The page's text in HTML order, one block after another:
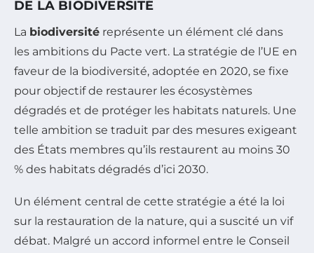
DE LA BIODIVERSITÉ
La biodiversité représente un élément clé dans
les ambitions du Pacte vert. La stratégie de l’UE en
faveur de la biodiversité, adoptée en 2020, se fixe
pour objectif de restaurer les écosystèmes
dégradés et de protéger les habitats naturels. Une
telle ambition se traduit par des mesures exigeant
des États membres qu’ils restaurent au moins 30
% des habitats dégradés d’ici 2030.
Un élément central de cette stratégie a été la loi
sur la restauration de la nature, qui a suscité un vif
débat. Malgré un accord informel entre le Conseil